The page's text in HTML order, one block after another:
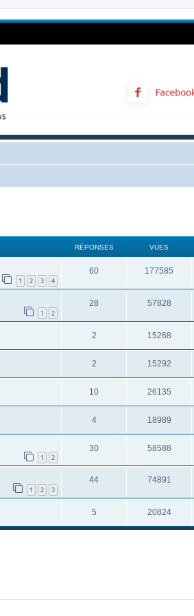
RÉPONSES VUES
1 2 3 4
60 177585
1 2
28 57828
2 15268
2 15292
10 26135
4 18989
1 2
30 58588
1 2 3
44 74891
5 20824